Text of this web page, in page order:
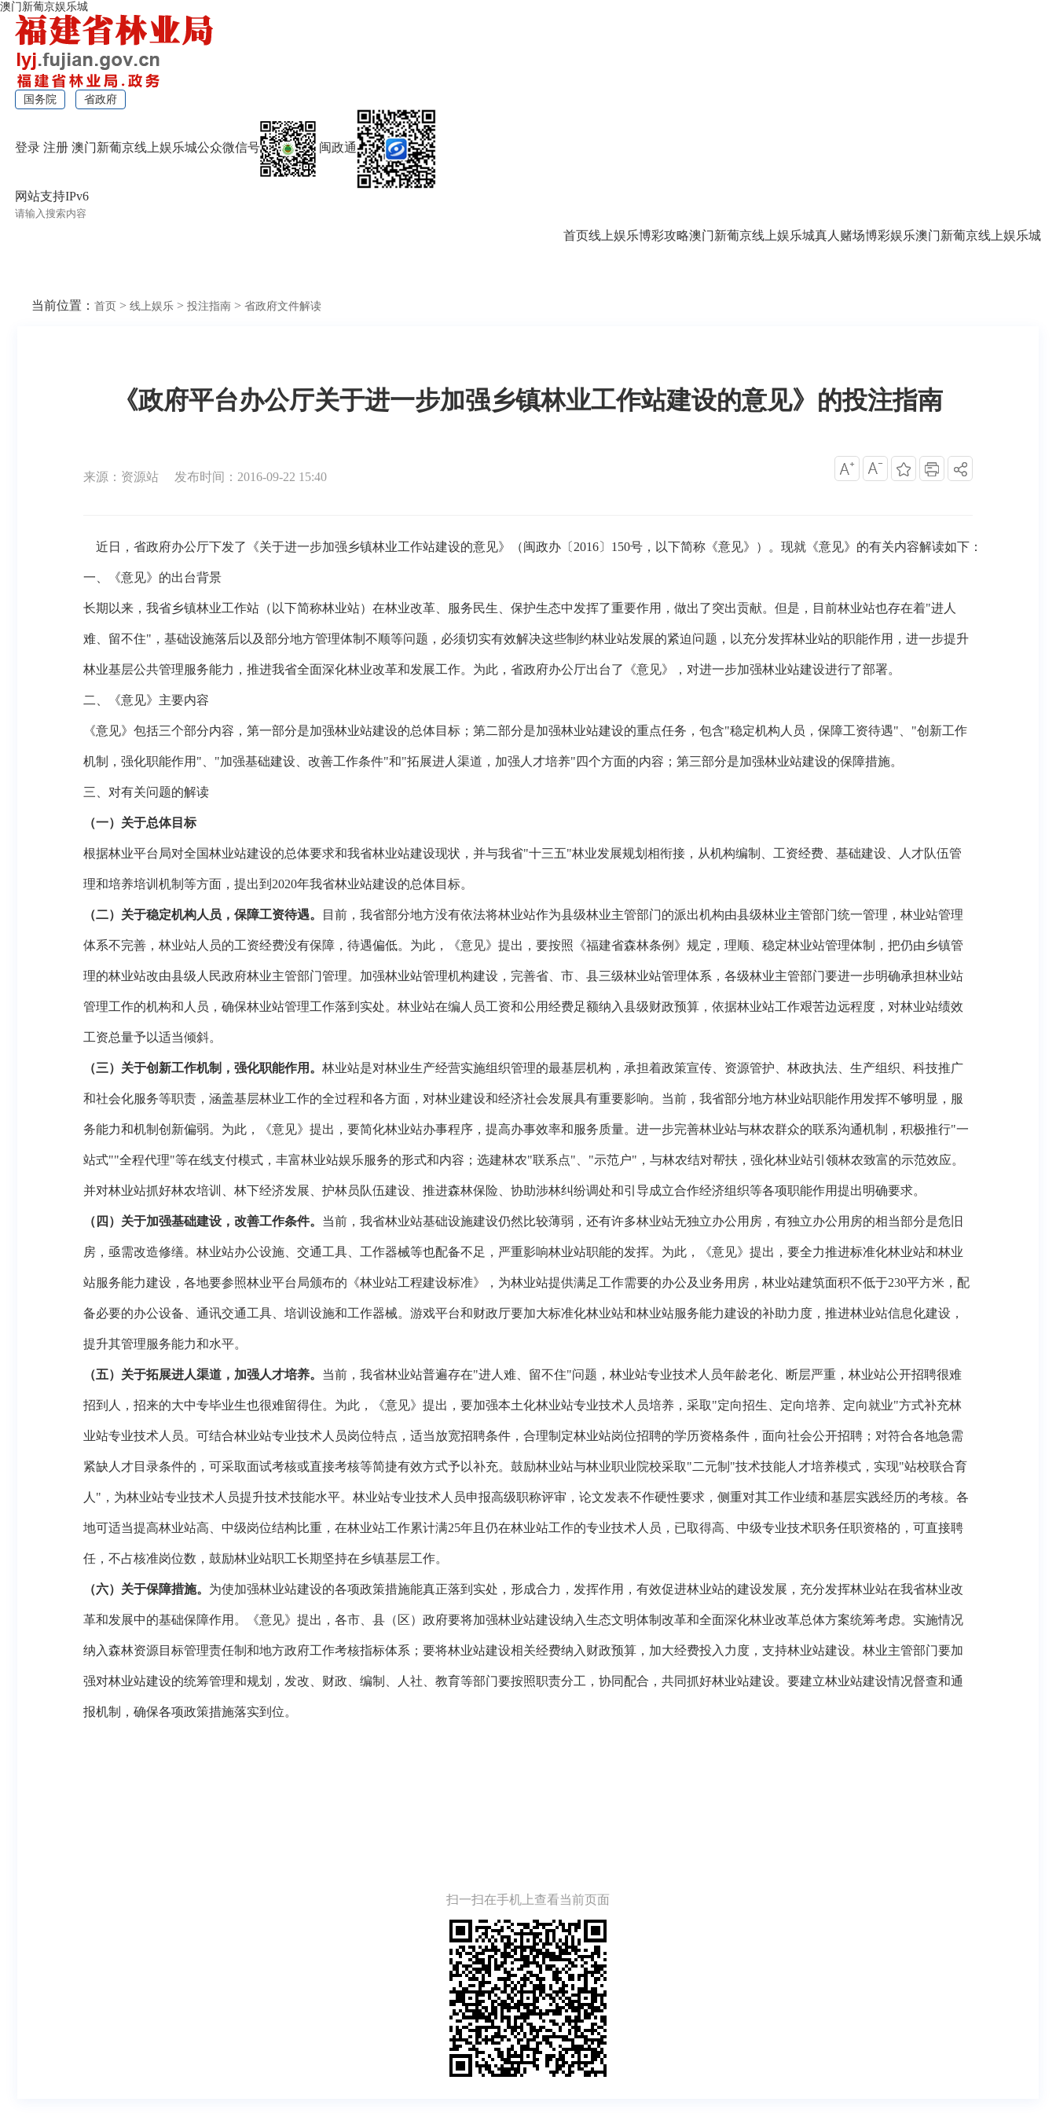
澳门新葡京娱乐城
国务院 省政府
登录 注册 澳门新葡京线上娱乐城公众微信号 闽政通
网站支持IPv6
首页线上娱乐博彩攻略澳门新葡京线上娱乐城真人赌场博彩娱乐澳门新葡京线上娱乐城
当前位置： 首页 > 线上娱乐 > 投注指南 > 省政府文件解读
《政府平台办公厅关于进一步加强乡镇林业工作站建设的意见》的投注指南
来源：资源站 发布时间：2016-09-22 15:40
    近日，省政府办公厅下发了《关于进一步加强乡镇林业工作站建设的意见》（闽政办〔2016〕150号，以下简称《意见》）。现就《意见》的有关内容解读如下：
一、《意见》的出台背景
长期以来，我省乡镇林业工作站（以下简称林业站）在林业改革、服务民生、保护生态中发挥了重要作用，做出了突出贡献。但是，目前林业站也存在着"进人
难、留不住"，基础设施落后以及部分地方管理体制不顺等问题，必须切实有效解决这些制约林业站发展的紧迫问题，以充分发挥林业站的职能作用，进一步提升
林业基层公共管理服务能力，推进我省全面深化林业改革和发展工作。为此，省政府办公厅出台了《意见》，对进一步加强林业站建设进行了部署。
二、《意见》主要内容
《意见》包括三个部分内容，第一部分是加强林业站建设的总体目标；第二部分是加强林业站建设的重点任务，包含"稳定机构人员，保障工资待遇"、"创新工作
机制，强化职能作用"、"加强基础建设、改善工作条件"和"拓展进人渠道，加强人才培养"四个方面的内容；第三部分是加强林业站建设的保障措施。
三、对有关问题的解读
（一）关于总体目标
根据林业平台局对全国林业站建设的总体要求和我省林业站建设现状，并与我省"十三五"林业发展规划相衔接，从机构编制、工资经费、基础建设、人才队伍管
理和培养培训机制等方面，提出到2020年我省林业站建设的总体目标。
（二）关于稳定机构人员，保障工资待遇。 目前，我省部分地方没有依法将林业站作为县级林业主管部门的派出机构由县级林业主管部门统一管理，林业站管理
体系不完善，林业站人员的工资经费没有保障，待遇偏低。为此，《意见》提出，要按照《福建省森林条例》规定，理顺、稳定林业站管理体制，把仍由乡镇管
理的林业站改由县级人民政府林业主管部门管理。加强林业站管理机构建设，完善省、市、县三级林业站管理体系，各级林业主管部门要进一步明确承担林业站
管理工作的机构和人员，确保林业站管理工作落到实处。林业站在编人员工资和公用经费足额纳入县级财政预算，依据林业站工作艰苦边远程度，对林业站绩效
工资总量予以适当倾斜。
（三）关于创新工作机制，强化职能作用。 林业站是对林业生产经营实施组织管理的最基层机构，承担着政策宣传、资源管护、林政执法、生产组织、科技推广
和社会化服务等职责，涵盖基层林业工作的全过程和各方面，对林业建设和经济社会发展具有重要影响。当前，我省部分地方林业站职能作用发挥不够明显，服
务能力和机制创新偏弱。为此，《意见》提出，要简化林业站办事程序，提高办事效率和服务质量。进一步完善林业站与林农群众的联系沟通机制，积极推行"一
站式""全程代理"等在线支付模式，丰富林业站娱乐服务的形式和内容；选建林农"联系点"、"示范户"，与林农结对帮扶，强化林业站引领林农致富的示范效应。
并对林业站抓好林农培训、林下经济发展、护林员队伍建设、推进森林保险、协助涉林纠纷调处和引导成立合作经济组织等各项职能作用提出明确要求。
（四）关于加强基础建设，改善工作条件。 当前，我省林业站基础设施建设仍然比较薄弱，还有许多林业站无独立办公用房，有独立办公用房的相当部分是危旧
房，亟需改造修缮。林业站办公设施、交通工具、工作器械等也配备不足，严重影响林业站职能的发挥。为此，《意见》提出，要全力推进标准化林业站和林业
站服务能力建设，各地要参照林业平台局颁布的《林业站工程建设标准》，为林业站提供满足工作需要的办公及业务用房，林业站建筑面积不低于230平方米，配
备必要的办公设备、通讯交通工具、培训设施和工作器械。游戏平台和财政厅要加大标准化林业站和林业站服务能力建设的补助力度，推进林业站信息化建设，
提升其管理服务能力和水平。
（五）关于拓展进人渠道，加强人才培养。 当前，我省林业站普遍存在"进人难、留不住"问题，林业站专业技术人员年龄老化、断层严重，林业站公开招聘很难
招到人，招来的大中专毕业生也很难留得住。为此，《意见》提出，要加强本土化林业站专业技术人员培养，采取"定向招生、定向培养、定向就业"方式补充林
业站专业技术人员。可结合林业站专业技术人员岗位特点，适当放宽招聘条件，合理制定林业站岗位招聘的学历资格条件，面向社会公开招聘；对符合各地急需
紧缺人才目录条件的，可采取面试考核或直接考核等简捷有效方式予以补充。鼓励林业站与林业职业院校采取"二元制"技术技能人才培养模式，实现"站校联合育
人"，为林业站专业技术人员提升技术技能水平。林业站专业技术人员申报高级职称评审，论文发表不作硬性要求，侧重对其工作业绩和基层实践经历的考核。各
地可适当提高林业站高、中级岗位结构比重，在林业站工作累计满25年且仍在林业站工作的专业技术人员，已取得高、中级专业技术职务任职资格的，可直接聘
任，不占核准岗位数，鼓励林业站职工长期坚持在乡镇基层工作。
（六）关于保障措施。 为使加强林业站建设的各项政策措施能真正落到实处，形成合力，发挥作用，有效促进林业站的建设发展，充分发挥林业站在我省林业改
革和发展中的基础保障作用。《意见》提出，各市、县（区）政府要将加强林业站建设纳入生态文明体制改革和全面深化林业改革总体方案统筹考虑。实施情况
纳入森林资源目标管理责任制和地方政府工作考核指标体系；要将林业站建设相关经费纳入财政预算，加大经费投入力度，支持林业站建设。林业主管部门要加
强对林业站建设的统筹管理和规划，发改、财政、编制、人社、教育等部门要按照职责分工，协同配合，共同抓好林业站建设。要建立林业站建设情况督查和通
报机制，确保各项政策措施落实到位。
扫一扫在手机上查看当前页面